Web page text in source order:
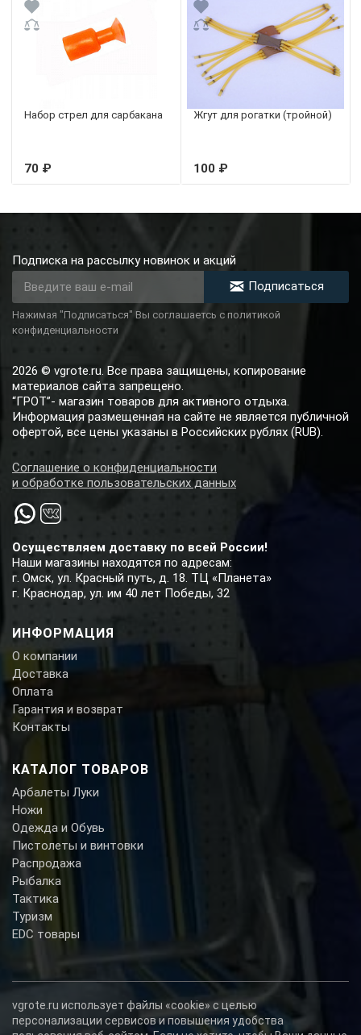
Набор стрел для cарбакана
70 ₽
Жгут для рогатки (тройной)
100 ₽
Осуществляем доставку по всей России!
Наши магазины находятся по адресам:
г. Омск, ул. Красный путь, д. 18. ТЦ «Планета»
г. Краснодар, ул. им 40 лет Победы, 32
ИНФОРМАЦИЯ
О компании
Доставка
Оплата
Гарантия и возврат
Контакты
КАТАЛОГ ТОВАРОВ
Арбалеты Луки
Ножи
Одежда и Обувь
Пистолеты и винтовки
Распродажа
Рыбалка
Тактика
Туризм
EDC товары
Подписка на рассылку новинок и акций
Подписаться
Нажимая "Подписаться" Вы соглашаетсь с политикой
конфиденциальности
2026 © vgrote.ru. Все права защищены, копирование
материалов сайта запрещено.
“ГРОТ”- магазин товаров для активного отдыха.
Информация размещенная на сайте не является публичной
офертой, все цены указаны в Российских рублях (RUB).
Соглашение о конфиденциальности
и обработке пользовательских данных
vgrote.ru использует файлы «cookie» с целью
персонализации сервисов и повышения удобства